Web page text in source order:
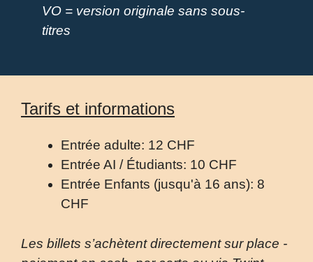
VO = version originale sans sous-
titres
Tarifs et informations
Entrée adulte: 12 CHF
Entrée AI / Étudiants: 10 CHF
Entrée Enfants (jusqu'à 16 ans): 8
CHF
Les billets s’achètent directement sur place -